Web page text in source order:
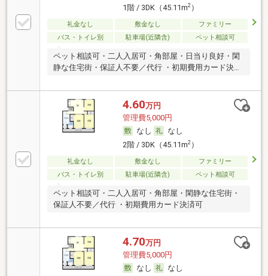
1階 / 3DK（45.11m2）
礼金なし 敷金なし
ファミリー
バス・トイレ別
駐車場(近隣含) ペット相談可
ペット相談可・二人入居可・角部屋・日当り良好・閑
静な住宅街・保証人不要／代行 ・初期費用カード決済
4.60万円
管理費5,000円
なし
なし
2階 / 3DK（45.11m2）
礼金なし 敷金なし
ファミリー
バス・トイレ別
駐車場(近隣含) ペット相談可
ペット相談可・二人入居可・角部屋・閑静な住宅街・
保証人不要／代行 ・初期費用カード決済可
4.70万円
管理費5,000円
なし
なし